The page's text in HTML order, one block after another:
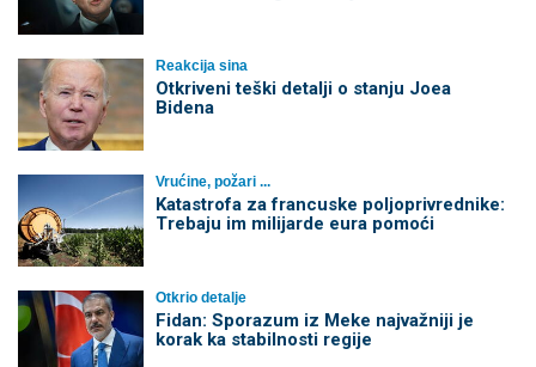
Reakcija sina
Otkriveni teški detalji o stanju Joea
Bidena
Vrućine, požari ...
Katastrofa za francuske poljoprivrednike:
Trebaju im milijarde eura pomoći
Otkrio detalje
Fidan: Sporazum iz Meke najvažniji je
korak ka stabilnosti regije